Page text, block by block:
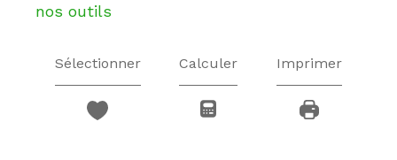
nos outils
Sélectionner Calculer Imprimer